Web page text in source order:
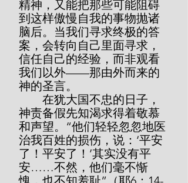
精神，又能把那些可能阻碍
到这样傲慢自我的事物抛诸
脑后。当我们寻求终极的答
案，会转向自己里面寻求，
信任自己的经验，而非观看
我们以外——那由外而来的
神的圣言。
神责备假先知渴求得着敬慕
和声望。“他们轻轻忽忽地医
治我百姓的损伤，说：‘平安
了！平安了！’其实没有平
安……不然，他们毫不惭